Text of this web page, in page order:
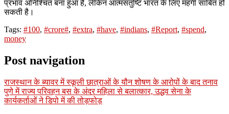
प्रभाव अनिश्चित बना हुआ है, लेकिन आत्मसंतुष्टि भारत के लिए महंगी साबित हो
सकती है।
Tags: #100, #crore#, #extra, #have, #indians, #Report, #spend,
money
Post navigation
राजस्थान के ब्यावर में स्कूली छात्राओं के यौन शोषण के आरोपों के बाद तनाव
पुणे में राज्य परिवहन बस के अंदर महिला से बलात्कार, उद्धव सेना के
कार्यकर्ताओं ने डिपो में की तोड़फोड़